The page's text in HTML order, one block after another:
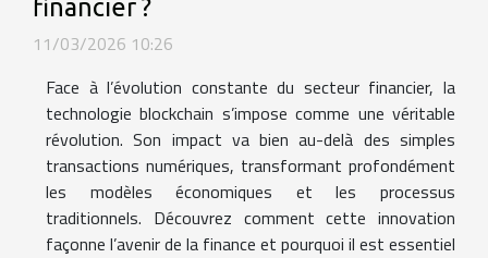
financier ?
11/03/2026 10:26
Face à l’évolution constante du secteur financier, la
technologie blockchain s’impose comme une véritable
révolution. Son impact va bien au-delà des simples
transactions numériques, transformant profondément
les modèles économiques et les processus
traditionnels. Découvrez comment cette innovation
façonne l’avenir de la finance et pourquoi il est essentiel